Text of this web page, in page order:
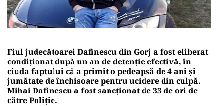
Fiul judecătoarei Dafinescu din Gorj a fost eliberat
condiționat după un an de detenție efectivă, în
ciuda faptului că a primit o pedeapsă de 4 ani și
jumătate de închisoare pentru ucidere din culpă.
Mihai Dafinescu a fost sancționat de 33 de ori de
către Poliție.